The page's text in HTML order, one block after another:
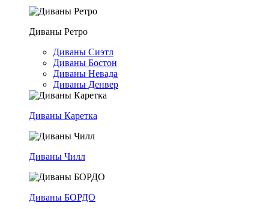
Диваны Ретро
Диваны Сиэтл
Диваны Бостон
Диваны Невада
Диваны Денвер
Диваны Каретка
Диваны Чилл
Диваны БОРДО